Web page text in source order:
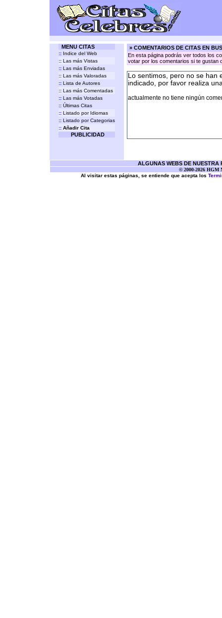
MENU CITAS
:: Indice del Web
:: Las más Vistas
:: Las más Enviadas
:: Las más Valoradas
:: Lista de Autores
:: Las más Comentadas
:: Las más Votadas
:: Últimas Citas
:: Listado por Idiomas
:: Listado por Categorias
:: Añadir Cita
PUBLICIDAD
» COMENTARIOS DE CITAS EN
En esta página podrás ver todos los
votar por los comentarios si te gustan
Lo sentimos, pero no se han
indicado, por favor realiza
actualmente no tiene ningún
ALGUNAS WEBS DE NUESTRA
© 2000-2026 HGM
Al visitar estas páginas, se entiende que acepta los